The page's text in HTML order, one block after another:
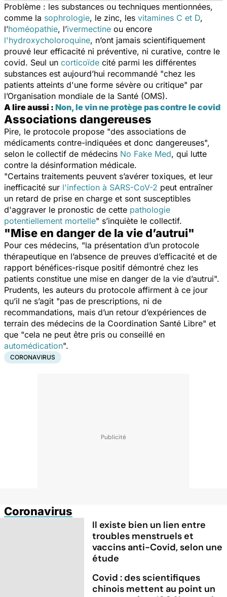
Problème : les substances ou techniques mentionnées,
comme la sophrologie, le zinc, les vitamines C et D,
l’homéopathie, l’ivermectine ou encore
l'hydroxycholoroquine, n’ont jamais scientifiquement
prouvé leur efficacité ni préventive, ni curative, contre le
covid. Seul un corticoïde cité parmi les différentes
substances est aujourd’hui recommandé "chez les
patients atteints d'une forme sévère ou critique" par
l’Organisation mondiale de la Santé (OMS).
A lire aussi : Non, le vin ne protège pas contre le covid
Associations dangereuses
Pire, le protocole propose "des associations de
médicaments contre-indiquées et donc dangereuses",
selon le collectif de médecins No Fake Med, qui lutte
contre la désinformation médicale.
"Certains traitements peuvent s’avérer toxiques, et leur
inefficacité sur l'infection à SARS-CoV-2 peut entraîner
un retard de prise en charge et sont susceptibles
d'aggraver le pronostic de cette pathologie
potentiellement mortelle" s’inquiète le collectif.
"Mise en danger de la vie d’autrui"
Pour ces médecins, "la présentation d’un protocole
thérapeutique en l’absence de preuves d’efficacité et de
rapport bénéfices-risque positif démontré chez les
patients constitue une mise en danger de la vie d’autrui".
Prudents, les auteurs du protocole affirment à ce jour
qu’il ne s’agit "pas de prescriptions, ni de
recommandations, mais d’un retour d’expériences de
terrain des médecins de la Coordination Santé Libre" et
que "cela ne peut être pris ou conseillé en
automédication".
CORONAVIRUS
Coronavirus
Il existe bien un lien entre
troubles menstruels et
vaccins anti-Covid, selon une
étude
Covid : des scientifiques
chinois mettent au point un